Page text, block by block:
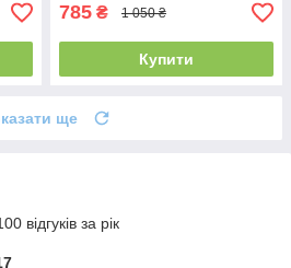
785 ₴ 1 050 ₴
Купити
ще
відгуків за рік